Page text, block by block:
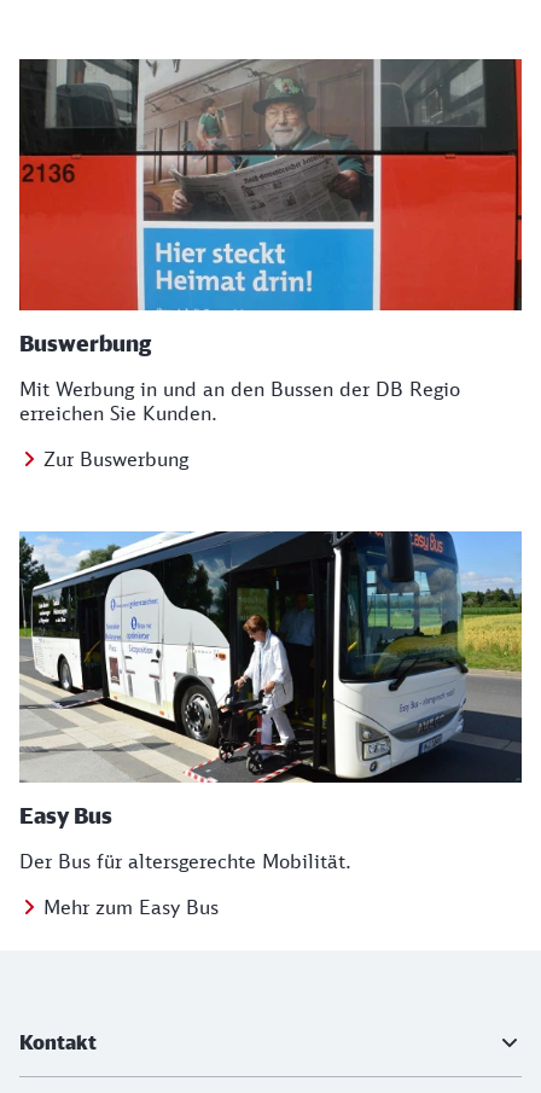
Buswerbung
Mit Werbung in und an den Bussen der DB Regio
erreichen Sie Kunden.
Zur Buswerbung
Easy Bus
Der Bus für altersgerechte Mobilität.
Mehr zum Easy Bus
Kontakt